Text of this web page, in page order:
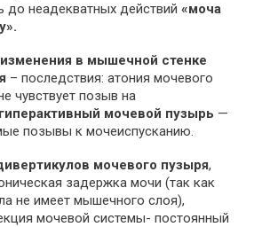
до неадекватных действий «моча
в мышечной стенке
– последствия: атония мочевого
чувствует позыв на
гиперактивный мочевой пузырь —
позывы к мочеиспусканию.
мочевого пузыря,
задержка мочи (так как
не имеет мышечного слоя),
мочевой системы- постоянный